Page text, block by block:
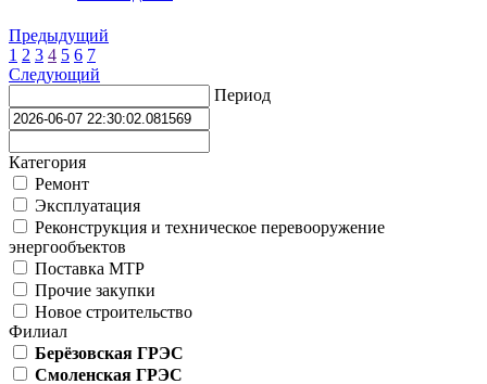
Предыдущий
1 2 3 4 5 6 7
Следующий
Период
Категория
Ремонт
Эксплуатация
Реконструкция и техническое перевооружение
энергообъектов
Поставка МТР
Прочие закупки
Новое строительство
Филиал
Берёзовская ГРЭС
Смоленская ГРЭС